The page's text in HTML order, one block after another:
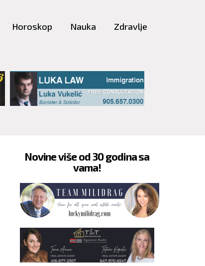
Horoskop Nauka Zdravlje
Novine više od 30 godina sa
vama!